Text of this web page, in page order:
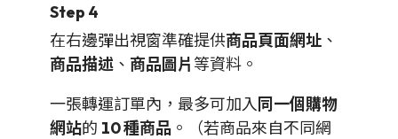
Step 4
在右邊彈出視窗準確提供商品頁面網址 、
商品描述 、 商品圖片 等資料。
一張轉運訂單內，最多可加入同一個購物
網站的 10 種商品 。（若商品來自不同網